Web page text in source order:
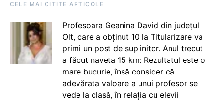
CELE MAI CITITE ARTICOLE
Profesoara Geanina David din județul
Olt, care a obținut 10 la Titularizare va
primi un post de suplinitor. Anul trecut
a făcut naveta 15 km: Rezultatul este o
mare bucurie, însă consider că
adevărata valoare a unui profesor se
vede la clasă, în relația cu elevii